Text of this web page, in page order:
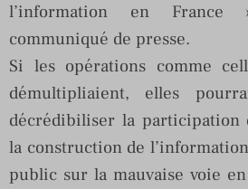
l’information en France
communiqué de presse.
Si les opérations comme
démultipliaient, elles
décrédibiliser la participation
la construction de
public sur la mauvaise voie